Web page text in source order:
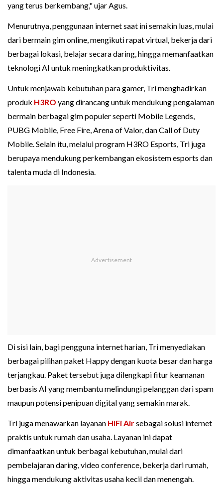
yang terus berkembang," ujar Agus.
Menurutnya, penggunaan internet saat ini semakin luas, mulai
dari bermain gim online, mengikuti rapat virtual, bekerja dari
berbagai lokasi, belajar secara daring, hingga memanfaatkan
teknologi AI untuk meningkatkan produktivitas.
Untuk menjawab kebutuhan para gamer, Tri menghadirkan
produk H3RO yang dirancang untuk mendukung pengalaman
bermain berbagai gim populer seperti Mobile Legends,
PUBG Mobile, Free Fire, Arena of Valor, dan Call of Duty
Mobile. Selain itu, melalui program H3RO Esports, Tri juga
berupaya mendukung perkembangan ekosistem esports dan
talenta muda di Indonesia.
Di sisi lain, bagi pengguna internet harian, Tri menyediakan
berbagai pilihan paket Happy dengan kuota besar dan harga
terjangkau. Paket tersebut juga dilengkapi fitur keamanan
berbasis AI yang membantu melindungi pelanggan dari spam
maupun potensi penipuan digital yang semakin marak.
Tri juga menawarkan layanan HiFi Airsebagai solusi internet
praktis untuk rumah dan usaha. Layanan ini dapat
dimanfaatkan untuk berbagai kebutuhan, mulai dari
pembelajaran daring, video conference, bekerja dari rumah,
hingga mendukung aktivitas usaha kecil dan menengah.